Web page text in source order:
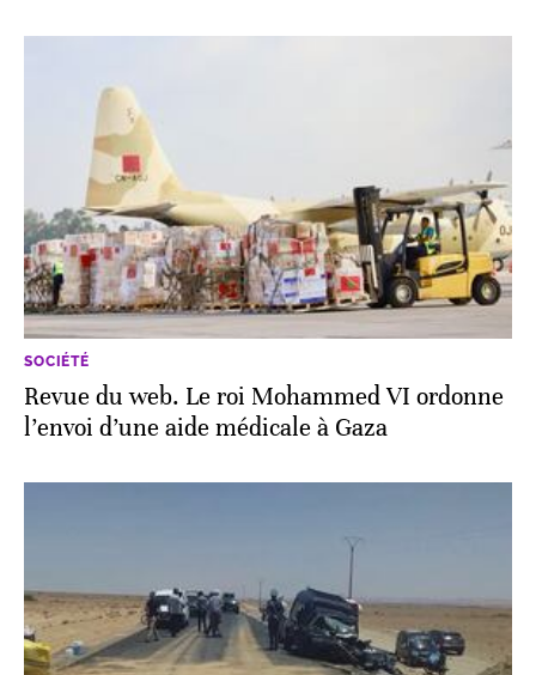
SOCIÉTÉ
Revue du web. Le roi Mohammed VI ordonne
l’envoi d’une aide médicale à Gaza